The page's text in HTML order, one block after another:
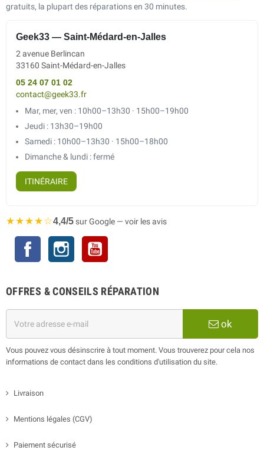
gratuits, la plupart des réparations en 30 minutes.
Geek33 — Saint-Médard-en-Jalles
2 avenue Berlincan
33160 Saint-Médard-en-Jalles
05 24 07 01 02
contact@geek33.fr
Mar, mer, ven : 10h00–13h30 · 15h00–19h00
Jeudi : 13h30–19h00
Samedi : 10h00–13h30 · 15h00–18h00
Dimanche & lundi : fermé
ITINÉRAIRE
★★★★☆4,4/5sur Google — voir les avis
Facebook Instagram
OFFRES & CONSEILS RÉPARATION
ok
Vous pouvez vous désinscrire à tout moment. Vous trouverez pour cela nos
informations de contact dans les conditions d'utilisation du site.
Livraison
Mentions légales (CGV)
Paiement sécurisé